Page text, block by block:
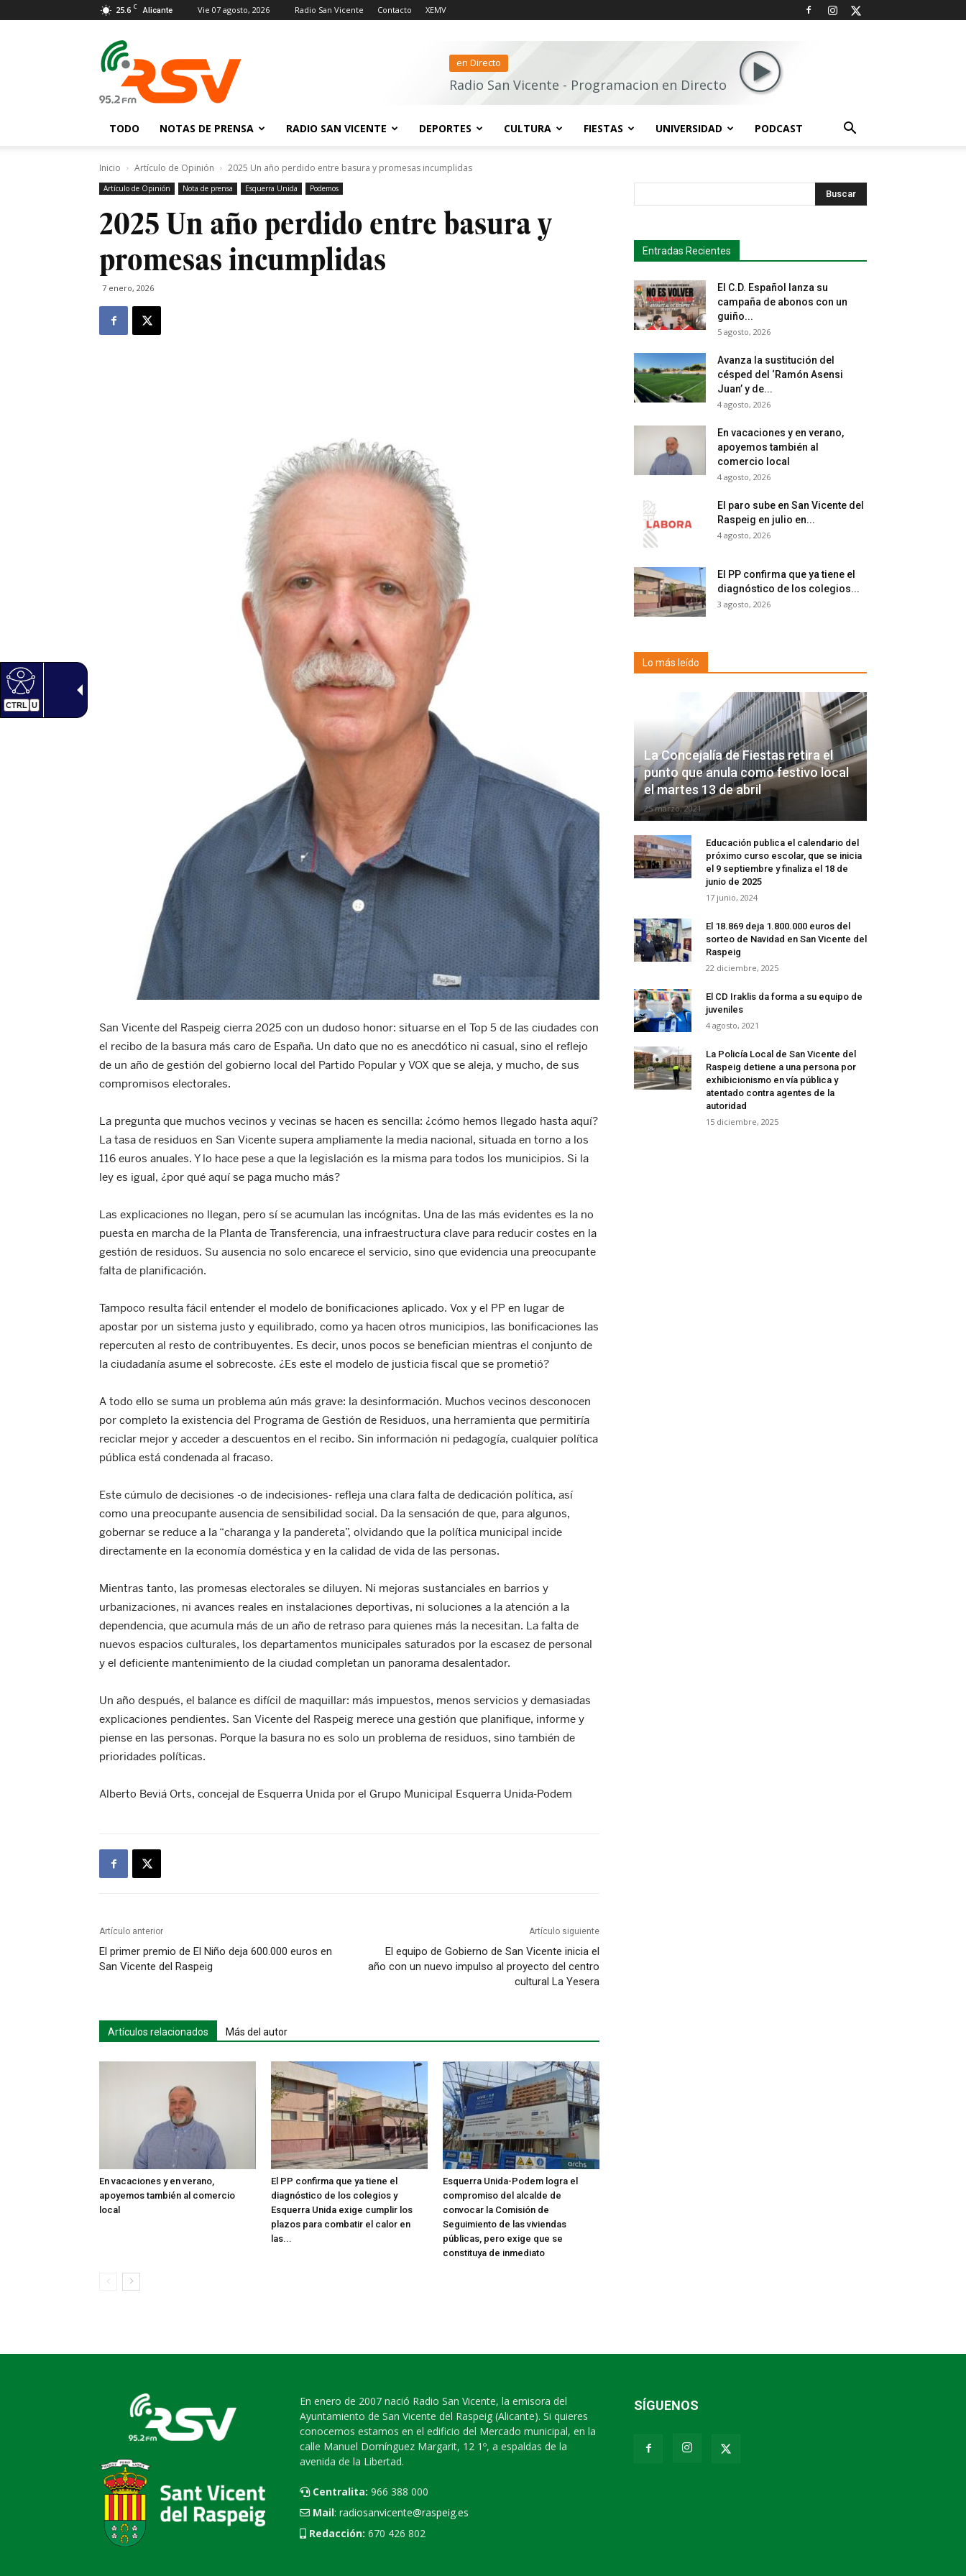
CTRL U
25.6 C Alicante Vie 07 agosto, 2026 Radio San Vicente Contacto XEMV
San
Vicente
en Directo
Radio San Vicente - Programacion en Directo
TODO NOTAS DE PRENSA RADIO SAN VICENTE DEPORTES CULTURA FIESTAS UNIVERSIDAD PODCAST
Inicio Artículo de Opinión 2025 Un año perdido entre basura y promesas incumplidas
Artículo de Opinión Nota de prensa Esquerra Unida Podemos
2025 Un año perdido entre basura y
promesas incumplidas
7 enero, 2026
San Vicente del Raspeig cierra 2025 con un dudoso honor: situarse en el Top 5 de las ciudades con
el recibo de la basura más caro de España. Un dato que no es anecdótico ni casual, sino el reflejo
de un año de gestión del gobierno local del Partido Popular y VOX que se aleja, y mucho, de sus
compromisos electorales.
La pregunta que muchos vecinos y vecinas se hacen es sencilla: ¿cómo hemos llegado hasta aquí?
La tasa de residuos en San Vicente supera ampliamente la media nacional, situada en torno a los
116 euros anuales. Y lo hace pese a que la legislación es la misma para todos los municipios. Si la
ley es igual, ¿por qué aquí se paga mucho más?
Las explicaciones no llegan, pero sí se acumulan las incógnitas. Una de las más evidentes es la no
puesta en marcha de la Planta de Transferencia, una infraestructura clave para reducir costes en la
gestión de residuos. Su ausencia no solo encarece el servicio, sino que evidencia una preocupante
falta de planificación.
Tampoco resulta fácil entender el modelo de bonificaciones aplicado. Vox y el PP en lugar de
apostar por un sistema justo y equilibrado, como ya hacen otros municipios, las bonificaciones las
repercuten al resto de contribuyentes. Es decir, unos pocos se benefician mientras el conjunto de
la ciudadanía asume el sobrecoste. ¿Es este el modelo de justicia fiscal que se prometió?
A todo ello se suma un problema aún más grave: la desinformación. Muchos vecinos desconocen
por completo la existencia del Programa de Gestión de Residuos, una herramienta que permitiría
reciclar mejor y acceder a descuentos en el recibo. Sin información ni pedagogía, cualquier política
pública está condenada al fracaso.
Este cúmulo de decisiones -o de indecisiones- refleja una clara falta de dedicación política, así
como una preocupante ausencia de sensibilidad social. Da la sensación de que, para algunos,
gobernar se reduce a la “charanga y la pandereta”, olvidando que la política municipal incide
directamente en la economía doméstica y en la calidad de vida de las personas.
Mientras tanto, las promesas electorales se diluyen. Ni mejoras sustanciales en barrios y
urbanizaciones, ni avances reales en instalaciones deportivas, ni soluciones a la atención a la
dependencia, que acumula más de un año de retraso para quienes más la necesitan. La falta de
nuevos espacios culturales, los departamentos municipales saturados por la escasez de personal
y el deficiente mantenimiento de la ciudad completan un panorama desalentador.
Un año después, el balance es difícil de maquillar: más impuestos, menos servicios y demasiadas
explicaciones pendientes. San Vicente del Raspeig merece una gestión que planifique, informe y
piense en las personas. Porque la basura no es solo un problema de residuos, sino también de
prioridades políticas.
Alberto Beviá Orts, concejal de Esquerra Unida por el Grupo Municipal Esquerra Unida-Podem
Artículo anterior
El primer premio de El Niño deja 600.000 euros en
San Vicente del Raspeig
Artículo siguiente
El equipo de Gobierno de San Vicente inicia el
año con un nuevo impulso al proyecto del centro
cultural La Yesera
Artículos relacionados Más del autor
En vacaciones y en verano,
apoyemos también al comercio
local
El PP confirma que ya tiene el
diagnóstico de los colegios y
Esquerra Unida exige cumplir los
plazos para combatir el calor en
las...
Esquerra Unida-Podem logra el
compromiso del alcalde de
convocar la Comisión de
Seguimiento de las viviendas
públicas, pero exige que se
constituya de inmediato
Buscar
Entradas Recientes
El C.D. Español lanza su
campaña de abonos con un
guiño...
5 agosto, 2026
Avanza la sustitución del
césped del ‘Ramón Asensi
Juan’ y de...
4 agosto, 2026
En vacaciones y en verano,
apoyemos también al
comercio local
4 agosto, 2026
El paro sube en San Vicente del
Raspeig en julio en...
4 agosto, 2026
El PP confirma que ya tiene el
diagnóstico de los colegios...
3 agosto, 2026
Lo más leído
La Concejalía de Fiestas retira el
punto que anula como festivo local
el martes 13 de abril
25 marzo, 2021
Educación publica el calendario del
próximo curso escolar, que se inicia
el 9 septiembre y finaliza el 18 de
junio de 2025
17 junio, 2024
El 18.869 deja 1.800.000 euros del
sorteo de Navidad en San Vicente del
Raspeig
22 diciembre, 2025
El CD Iraklis da forma a su equipo de
juveniles
4 agosto, 2021
La Policía Local de San Vicente del
Raspeig detiene a una persona por
exhibicionismo en vía pública y
atentado contra agentes de la
autoridad
15 diciembre, 2025
En enero de 2007 nació Radio San Vicente, la emisora del
Ayuntamiento de San Vicente del Raspeig (Alicante). Si quieres
conocernos estamos en el edificio del Mercado municipal, en la
calle Manuel Domínguez Margarit, 12 1º, a espaldas de la
avenida de la Libertad.
Centralita: 966 388 000
Mail: radiosanvicente@raspeig.es
Redacción: 670 426 802
SÍGUENOS